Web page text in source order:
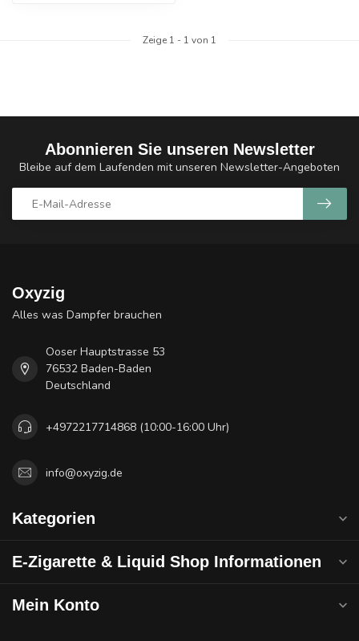
Zeige 1 - 1 von 1
Abonnieren Sie unseren Newsletter
Bleibe auf dem Laufenden mit unseren Newsletter-Angeboten
Oxyzig
Alles was Dampfer brauchen
Ooser Hauptstrasse 53
76532 Baden-Baden
Deutschland
+4972217714868 (10:00-16:00 Uhr)
info@oxyzig.de
Kategorien
E-Zigarette & Liquid Shop Informationen
Mein Konto